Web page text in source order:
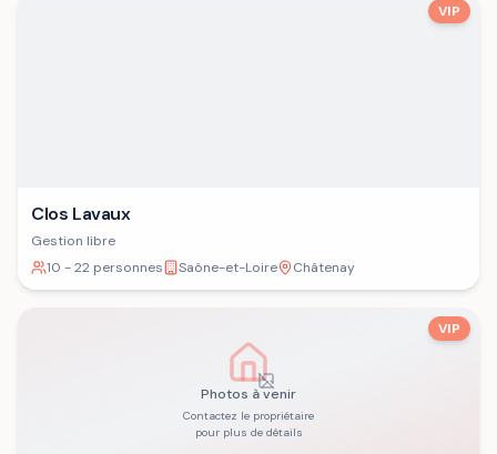
VIP
Clos Lavaux
Gestion libre
10 - 22 personnes
Saône-et-Loire Châtenay
Photos à venir
Contactez le propriétaire
pour plus de détails
VIP